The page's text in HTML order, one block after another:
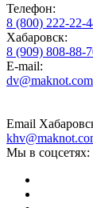
Телефон:
8 (800) 222-22-
Хабаровск:
8 (909) 808-88-
E-mail:
dv@maknot.com
Email
Мы в соцсетях: